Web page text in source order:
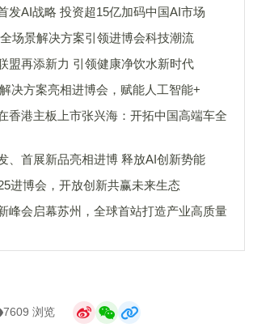
发AI战略 投资超15亿加码中国AI市场
场景解决方案引领进博会科技潮流
盟再添新力 引领健康净饮水新时代
决方案亮相进博会，赋能人工智能+
香港主板上市张兴海：开拓中国高端车全
、首展新品亮相进博 释放AI创新势能
进博会，开放创新共赢未来生态
峰会启幕苏州，全球首站打造产业高质量
7609 浏览